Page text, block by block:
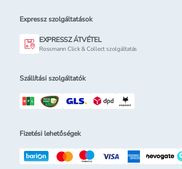
Expressz szolgáltatások
EXPRESSZ ÁTVÉTEL
Rossmann Click & Collect szolgáltatás
Szállítási szolgáltatók
Fizetési lehetőségek